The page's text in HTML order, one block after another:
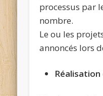
processus par
nombre.
Le ou les
annoncés lors